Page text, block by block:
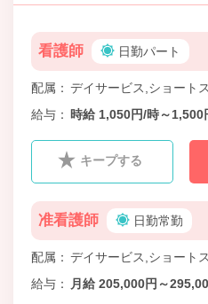
看護師 日勤パート
配属
デイサービス,ショート
給与
時給 1,050円/時～1,500
キープする
准看護師 日勤常勤
配属
デイサービス,ショート
給与
月給 205,000円～